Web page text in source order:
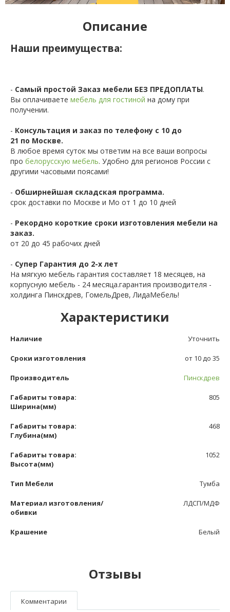
Описание
Наши преимущества:
- Самый простой Заказ мебели БЕЗ ПРЕДОПЛАТЫ.
Вы оплачиваете мебель для гостиной на дому при
получении.
- Консультация и заказ по телефону с 10 до
21 по Москве.
В любое время суток мы ответим на все ваши вопросы
про белорусскую мебель. Удобно для регионов России с
другими часовыми поясами!
- Обширнейшая складская программа.
срок доставки по Москве и Мо от 1 до 10 дней
- Рекордно короткие сроки изготовления мебели на
заказ.
от 20 до 45 рабочих дней
- Супер Гарантия до 2-х лет
На мягкую мебель гарантия составляет 18 месяцев, на
корпусную мебель - 24 месяца.гарантия производителя -
холдинга Пинскдрев, ГомельДрев, ЛидаМебель!
Характеристики
Наличие Уточнить
Сроки изготовления от 10 до 35
Производитель Пинскдрев
Габариты товара:
Ширина(мм)
805
Габариты товара:
Глубина(мм)
468
Габариты товара:
Высота(мм)
1052
Тип Мебели Тумба
Материал изготовления/
обивки
ЛДСП/МДФ
Крашение Белый
Отзывы
Комментарии